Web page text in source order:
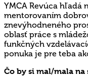
YMCA Revúca hľadá
mentorovaním
znevýhodneného
oblasť práce s
funkčných
ponuka je pre teba
Čo by si mal/mala na